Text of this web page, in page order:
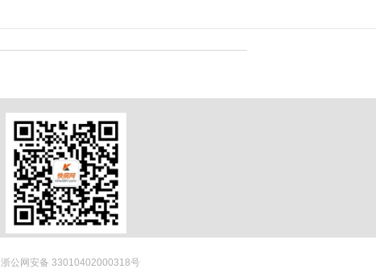
浙公网安备 33010402000318号